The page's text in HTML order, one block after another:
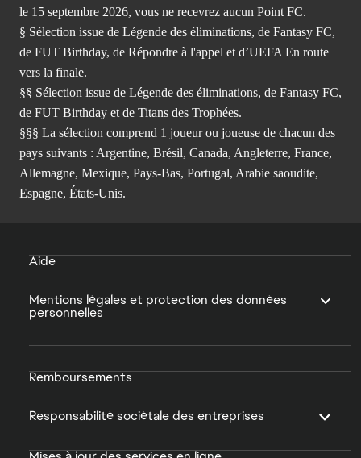
le 15 septembre 2026, vous ne recevrez aucun Point FC.
§ Sélection issue de Légende des éliminations, de Fantasy FC,
de FUT Birthday, de Répondre à l'appel et d’UEFA En route
vers la finale.
§§ Sélection issue de Légende des éliminations, de Fantasy FC,
de FUT Birthday et de Titans des Trophées.
§§§ La sélection comprend 1 joueur ou joueuse de chacun des
pays suivants : Argentine, Brésil, Canada, Angleterre, France,
Allemagne, Mexique, Pays-Bas, Portugal, Arabie saoudite,
Espagne, États-Unis.
Aide
Mentions légales et protection des données
personnelles
Remboursements
Responsabilité sociétale des entreprises